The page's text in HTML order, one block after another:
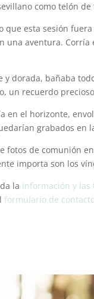
como telón
que esta sesión
una aventura.
y dorada, bañaba
un recuerdo
en el horizonte,
grabados en
fotos de comunión
importa son los
la información y
formulario de